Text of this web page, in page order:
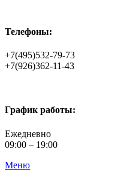
Телефоны:
+7(495)532-79-73
+7(926)362-11-43
График работы:
Ежедневно
09:00 – 19:00
Меню